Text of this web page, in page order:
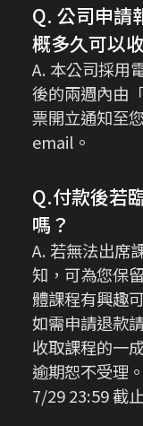
Q. 公司申請
概多久可以
A. 本公司採用
後的兩週內由
票開立通知至
email。
Q.付款後若
嗎？
A. 若無法出席
知，可為您保
體課程有興趣
如需申請退款
收取課程的一
逾期恕不受理
7/29 23:59 截